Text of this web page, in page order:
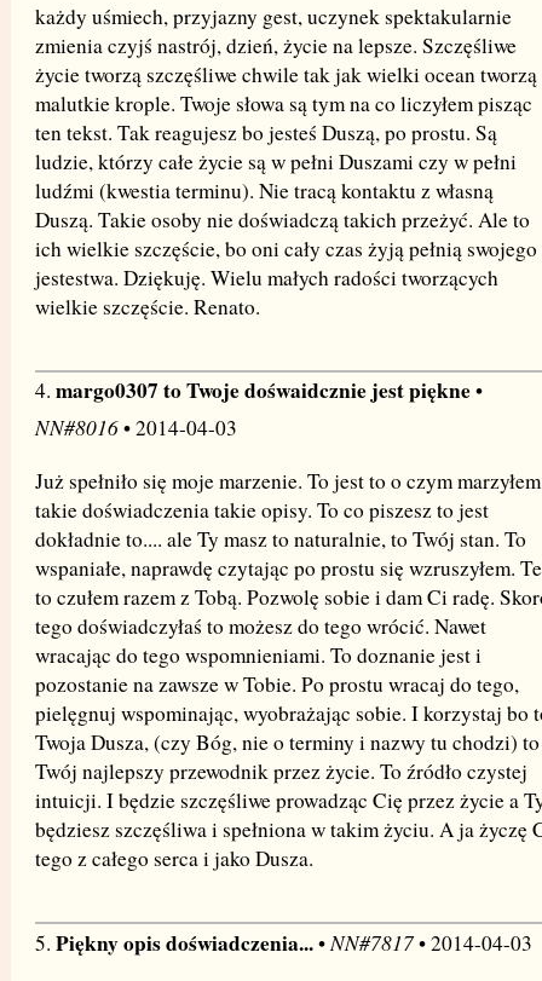
każdy uśmiech, przyjazny gest, uczynek spektakularnie
zmienia czyjś nastrój, dzień, życie na lepsze. Szczęśliwe
życie tworzą szczęśliwe chwile tak jak wielki ocean tworzą
malutkie krople. Twoje słowa są tym na co liczyłem pisząc
ten tekst. Tak reagujesz bo jesteś Duszą, po prostu. Są
ludzie, którzy całe życie są w pełni Duszami czy w pełni
ludźmi (kwestia terminu). Nie tracą kontaktu z własną
Duszą. Takie osoby nie doświadczą takich przeżyć. Ale to
ich wielkie szczęście, bo oni cały czas żyją pełnią swojego
jestestwa. Dziękuję. Wielu małych radości tworzących
wielkie szczęście. Renato.
4. margo0307 to Twoje dośwaidcznie jest piękne•
NN#8016• 2014-04-03
Już spełniło się moje marzenie. To jest to o czym
takie doświadczenia takie opisy. To co piszesz to jest
dokładnie to.... ale Ty masz to naturalnie, to Twój stan. To
wspaniałe, naprawdę czytając po prostu się wzruszyłem.
to czułem razem z Tobą. Pozwolę sobie i dam Ci radę.
tego doświadczyłaś to możesz do tego wrócić. Nawet
wracając do tego wspomnieniami. To doznanie jest i
pozostanie na zawsze w Tobie. Po prostu wracaj do tego,
pielęgnuj wspominając, wyobrażając sobie. I korzystaj bo
Twoja Dusza, (czy Bóg, nie o terminy i nazwy tu chodzi) to
Twój najlepszy przewodnik przez życie. To źródło czystej
intuicji. I będzie szczęśliwe prowadząc Cię przez życie a
będziesz szczęśliwa i spełniona w takim życiu. A ja życzę
tego z całego serca i jako Dusza.
5. Piękny opis doświadczenia...•NN#7817• 2014-04-03